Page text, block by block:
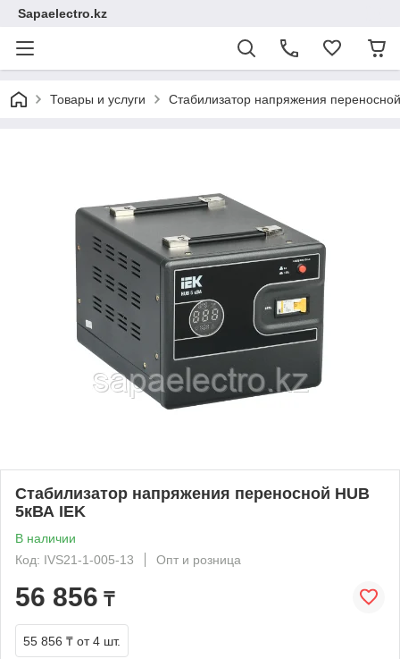
Sapaelectro.kz
Товары и услуги Стабилизатор напряжения
Стабилизатор напряжения переносной HUB
5кВА IEK
В наличии
Код: IVS21-1-005-13
Опт и розница
56 856 ₸
55 856 ₸ от 4 шт.